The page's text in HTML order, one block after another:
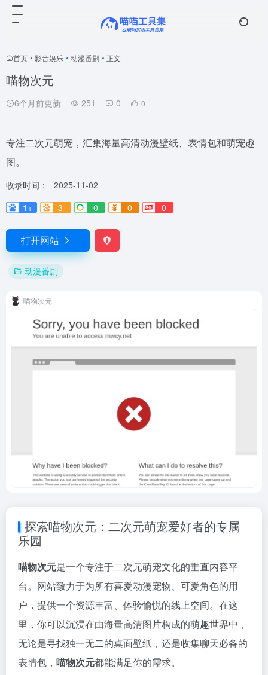
首页 • 影音娱乐 • 动漫番剧 • 正文
喵物次元
6个月前更新 251 0 0
专注二次元萌宠，汇集海量高清动漫壁纸、表情包和萌宠趣
图。
收录时间：
2025-11-02
1+
3- 0 0 0
打开网站
动漫番剧
喵物次元
探索喵物次元：二次元萌宠爱好者的专属
乐园
喵物次元是一个专注于二次元萌宠文化的垂直内容平
台。网站致力于为所有喜爱动漫宠物、可爱角色的用
户，提供一个资源丰富、体验愉悦的线上空间。在这
里，你可以沉浸在由海量高清图片构成的萌趣世界中，
无论是寻找独一无二的桌面壁纸，还是收集聊天必备的
表情包， 喵物次元都能满足你的需求。